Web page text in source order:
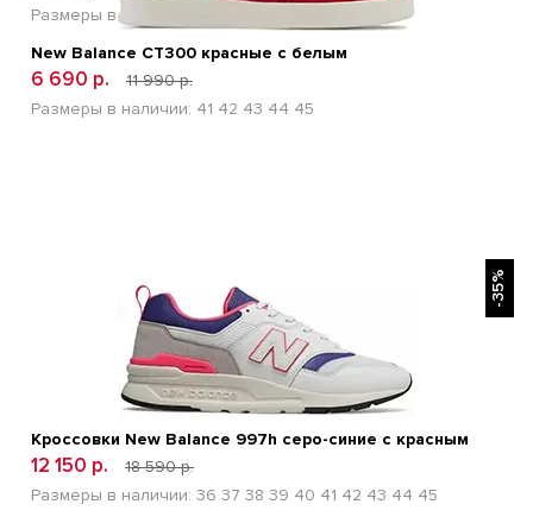
Размеры в наличии:
New Balance CT300 красные с белым
6 690 р.
11 990 р.
Размеры в наличии: 41 42 43 44 45
-35%
Кроссовки New Balance 997h серо-синие с красным
12 150 р.
18 590 р.
Размеры в наличии: 36 37 38 39 40 41 42 43 44 45